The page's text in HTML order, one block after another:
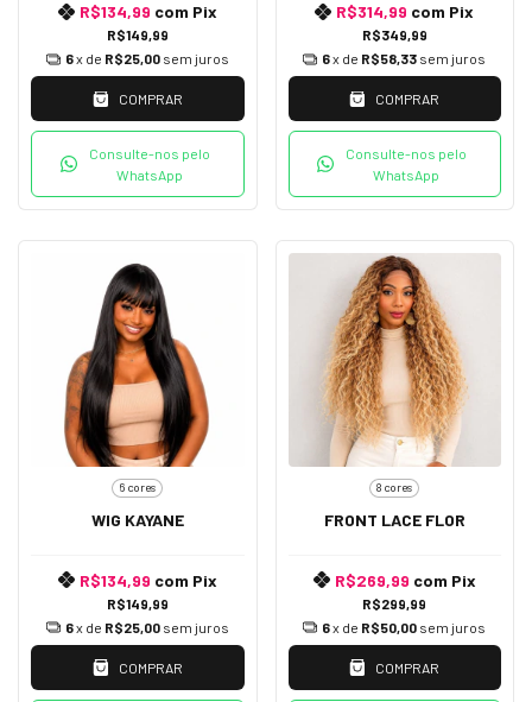
R$149,99
R$134,99 com Pix
6x de R$25,00 sem juros
COMPRAR
Consulte-nos pelo
WhatsApp
R$349,99
R$314,99 com Pix
6x de R$58,33 sem juros
COMPRAR
Consulte-nos pelo
WhatsApp
6 cores
WIG KAYANE
R$149,99
R$134,99 com Pix
6x de R$25,00 sem juros
COMPRAR
8 cores
FRONT LACE FLOR
R$299,99
R$269,99 com Pix
6x de R$50,00 sem juros
COMPRAR